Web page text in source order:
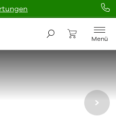
Menü